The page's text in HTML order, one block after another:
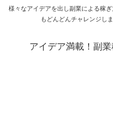
様々なアイデアを出し副業による稼
もどんどんチャレンジし
アイデア満載！副